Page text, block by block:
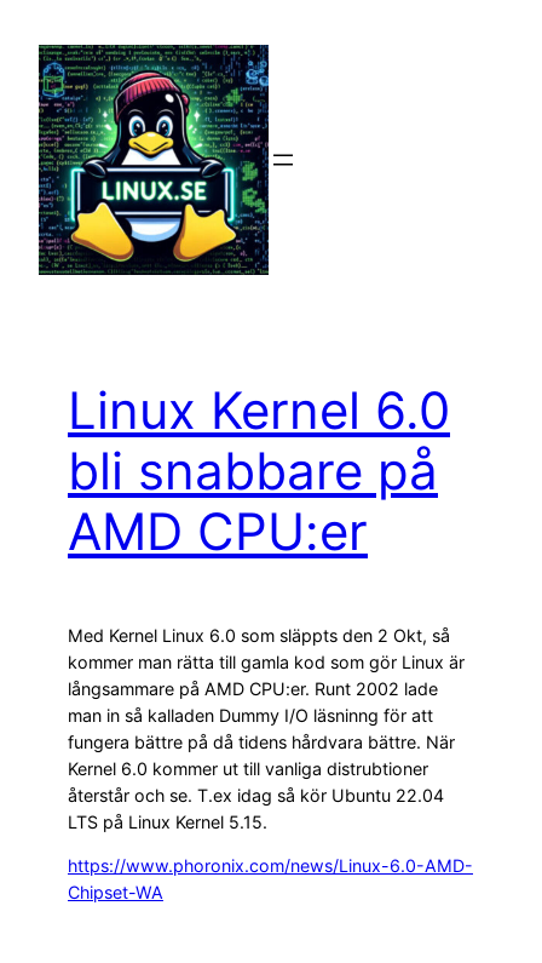
innehåll
Linux Kernel 6.0
bli snabbare på
AMD CPU:er
Med Kernel Linux 6.0 som släppts den 2 Okt, så
kommer man rätta till gamla kod som gör Linux är
långsammare på AMD CPU:er. Runt 2002 lade
man in så kalladen Dummy I/O läsninng för att
fungera bättre på då tidens hårdvara bättre. När
Kernel 6.0 kommer ut till vanliga distrubtioner
återstår och se. T.ex idag så kör Ubuntu 22.04
LTS på Linux Kernel 5.15.
https://www.phoronix.com/news/Linux-6.0-AMD-
Chipset-WA